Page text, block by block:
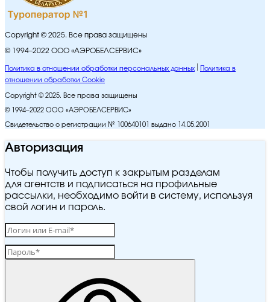
Copyright © 2025. Все права защищены
© 1994–2022 ООО «АЭРОБЕЛСЕРВИС»
Политика в отношении обработки персональных данных
Политика в
отношении обработки Cookie
Copyright © 2025. Все права защищены
© 1994–2022 ООО «АЭРОБЕЛСЕРВИС»
Свидетельство о регистрации № 100640101 выдано 14.05.2001
Авторизация
Чтобы получить доступ к закрытым разделам
для агентств и подписаться на профильные
рассылки, необходимо войти в систему, используя
свой логин и пароль.